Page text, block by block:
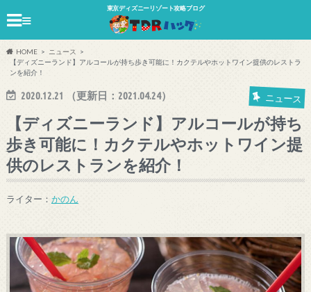
東京ディズニーリゾート攻略ブログ
≡
HOME
ニュース
【ディズニーランド】アルコールが持ち歩き可能に！カクテルやホットワイン提供のレストラ
ンを紹介！
2020.12.21 （更新日： 2021.04.24） ニュース
【ディズニーランド】アルコールが持ち
歩き可能に！カクテルやホットワイン提
供のレストランを紹介！
ライター： かのん